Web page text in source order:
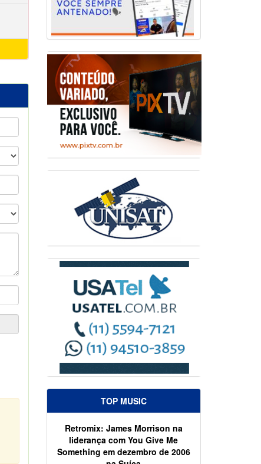
TOP MUSIC
Retromix: James Morrison na
liderança com You Give Me
Something em dezembro de 2006